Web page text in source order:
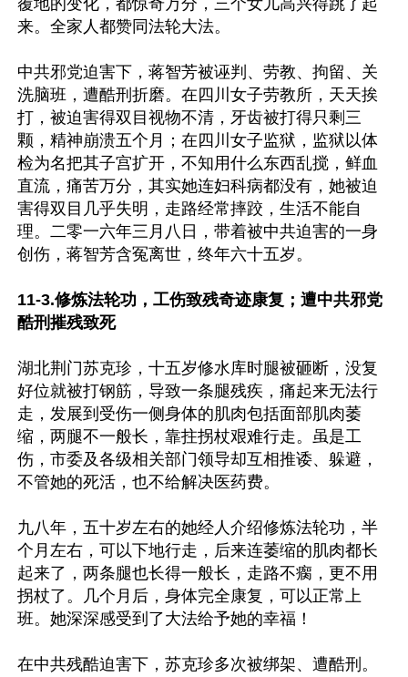
覆地的变化，都惊奇万分，三个女儿高兴得跳了起
来。全家人都赞同法轮大法。
中共邪党迫害下，蒋智芳被诬判、劳教、拘留、关
洗脑班，遭酷刑折磨。在四川女子劳教所，天天挨
打，被迫害得双目视物不清，牙齿被打得只剩三
颗，精神崩溃五个月；在四川女子监狱，监狱以体
检为名把其子宫扩开，不知用什么东西乱搅，鲜血
直流，痛苦万分，其实她连妇科病都没有，她被迫
害得双目几乎失明，走路经常摔跤，生活不能自
理。二零一六年三月八日，带着被中共迫害的一身
创伤，蒋智芳含冤离世，终年六十五岁。
11-3.修炼法轮功，工伤致残奇迹康复；遭中共邪党
酷刑摧残致死
湖北荆门苏克珍，十五岁修水库时腿被砸断，没复
好位就被打钢筋，导致一条腿残疾，痛起来无法行
走，发展到受伤一侧身体的肌肉包括面部肌肉萎
缩，两腿不一般长，靠拄拐杖艰难行走。虽是工
伤，市委及各级相关部门领导却互相推诿、躲避，
不管她的死活，也不给解决医药费。
九八年，五十岁左右的她经人介绍修炼法轮功，半
个月左右，可以下地行走，后来连萎缩的肌肉都长
起来了，两条腿也长得一般长，走路不瘸，更不用
拐杖了。几个月后，身体完全康复，可以正常上
班。她深深感受到了大法给予她的幸福！
在中共残酷迫害下，苏克珍多次被绑架、遭酷刑。